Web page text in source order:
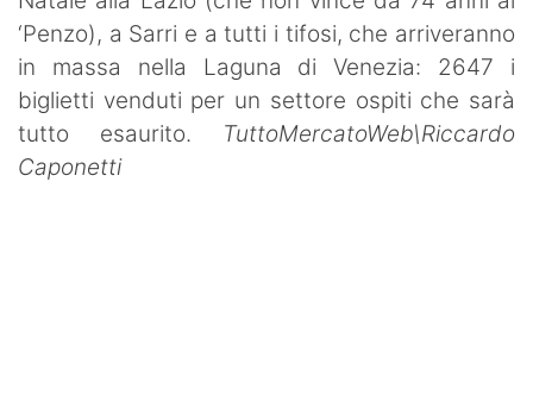
‘Penzo), a Sarri e a tutti i tifosi, che arriveranno
in massa nella Laguna di Venezia: 2647 i
biglietti venduti per un settore ospiti che sarà
tutto esaurito. TuttoMercatoWeb\Riccardo
Caponetti